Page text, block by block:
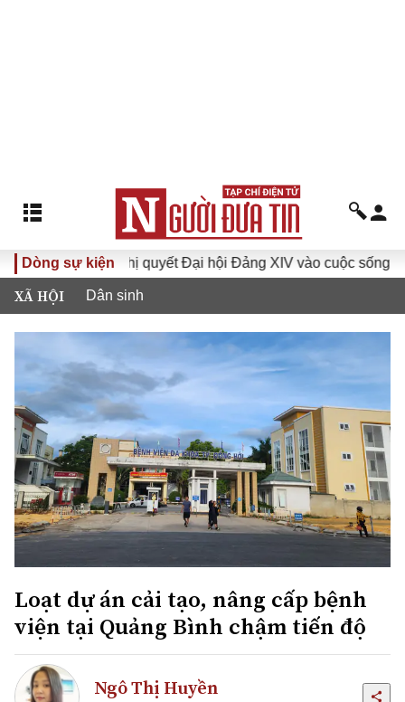
Dòng sự kiện
Đưa Nghị quyết Đại hội Đảng XIV vào cuộc sống
XÃ HỘI Dân sinh
Loạt dự án cải tạo, nâng cấp bệnh
viện tại Quảng Bình chậm tiến độ
Ngô Thị Huyền